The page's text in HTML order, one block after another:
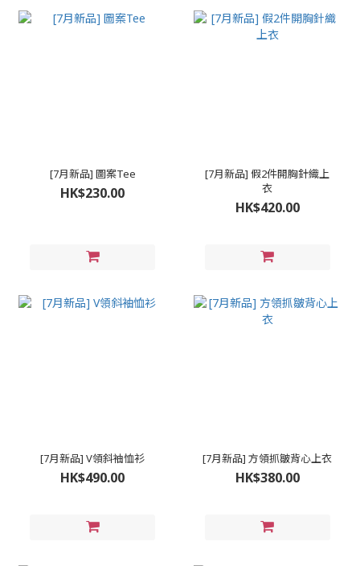
[7月新品] 圖案Tee
HK$230.00
[7月新品] 假2件開胸針織上
衣
HK$420.00
[7月新品] V領斜袖恤衫
HK$490.00
[7月新品] 方領抓皺背心上衣
HK$380.00